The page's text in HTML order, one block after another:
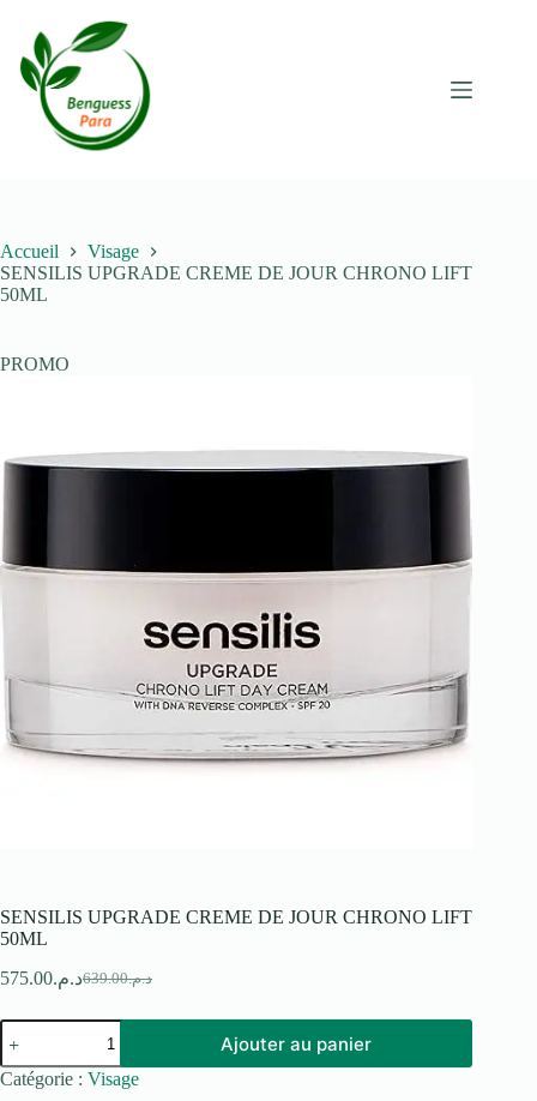
contenu
Accueil
Visage
SENSILIS UPGRADE CREME DE JOUR CHRONO LIFT
50ML
PROMO
SENSILIS UPGRADE CREME DE JOUR CHRONO LIFT
50ML
د.م.639.00
Le
était :
د.م.639.00.
د.م.575.00
Le
د.م.575.00.
quantité
de
SENSILIS
UPGRADE
Ajouter au panier
Catégorie : Visage